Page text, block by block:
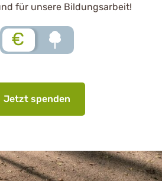
für unsere Bildungsarbeit!
€
Jetzt spenden